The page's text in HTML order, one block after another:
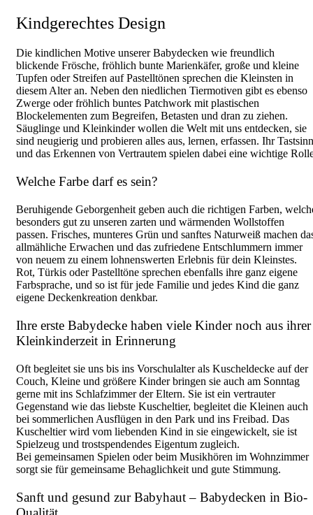
Kindgerechtes Design
Die kindlichen Motive unserer Babydecken wie freundlich
blickende Frösche, fröhlich bunte Marienkäfer, große und kleine
Tupfen oder Streifen auf Pastelltönen sprechen die Kleinsten in
diesem Alter an. Neben den niedlichen Tiermotiven gibt es ebenso
Zwerge oder fröhlich buntes Patchwork mit plastischen
Blockelementen zum Begreifen, Betasten und dran zu ziehen.
Säuglinge und Kleinkinder wollen die Welt mit uns entdecken, sie
sind neugierig und probieren alles aus, lernen, erfassen. Ihr Tastsinn
und das Erkennen von Vertrautem spielen dabei eine wichtige
Welche Farbe darf es sein?
Beruhigende Geborgenheit geben auch die richtigen Farben,
besonders gut zu unseren zarten und wärmenden Wollstoffen
passen. Frisches, munteres Grün und sanftes Naturweiß machen
allmähliche Erwachen und das zufriedene Entschlummern immer
von neuem zu einem lohnenswerten Erlebnis für dein Kleinstes.
Rot, Türkis oder Pastelltöne sprechen ebenfalls ihre ganz eigene
Farbsprache, und so ist für jede Familie und jedes Kind die ganz
eigene Deckenkreation denkbar.
Ihre erste Babydecke haben viele Kinder noch aus ihrer
Kleinkinderzeit in Erinnerung
Oft begleitet sie uns bis ins Vorschulalter als Kuscheldecke auf der
Couch, Kleine und größere Kinder bringen sie auch am Sonntag
gerne mit ins Schlafzimmer der Eltern. Sie ist ein vertrauter
Gegenstand wie das liebste Kuscheltier, begleitet die Kleinen auch
bei sommerlichen Ausflügen in den Park und ins Freibad. Das
Kuscheltier wird vom liebenden Kind in sie eingewickelt, sie ist
Spielzeug und trostspendendes Eigentum zugleich.
Bei gemeinsamen Spielen oder beim Musikhören im Wohnzimmer
sorgt sie für gemeinsame Behaglichkeit und gute Stimmung.
Sanft und gesund zur Babyhaut – Babydecken in Bio-